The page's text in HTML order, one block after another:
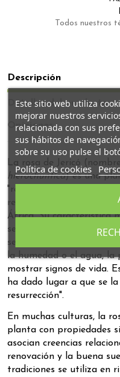
Todos nuestros
Descripción
Detalles del producto
Opiniones
La rosa de Jericó
hierochuntica) es una
"resucitar" después de
regiones desérticas,
África. Su característica
se enrollan y se secan
sequedad extrema, pero
la humedad o el agua,
mostrar signos de vida.
ha dado lugar a que se
resurrección".
En muchas culturas, la
planta con propiedades
asocian creencias
renovación y la buena
tradiciones se utiliza en
Este sitio web utiliza
mejorar nuestros
relacionada con sus
sus hábitos de
sobre su uso pulse el
Política de cookies